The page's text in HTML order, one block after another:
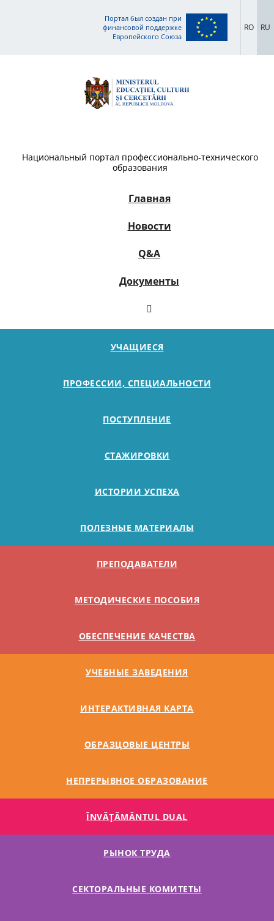
Портал был создан при
финансовой поддержке
Европейского Союза
RO RU
Национальный портал профессионально-технического
образования
Главная
Новости
Q&A
Документы
УЧАЩИЕСЯ
ПРОФЕССИИ, СПЕЦИАЛЬНОСТИ
ПОСТУПЛЕНИЕ
СТАЖИРОВКИ
ИСТОРИИ УСПЕХА
ПОЛЕЗНЫЕ МАТЕРИАЛЫ
ПРЕПОДАВАТЕЛИ
МЕТОДИЧЕСКИЕ ПОСОБИЯ
ОБЕСПЕЧЕНИЕ КАЧЕСТВА
УЧЕБНЫЕ ЗАВЕДЕНИЯ
ИНТЕРАКТИВНАЯ КАРТА
ОБРАЗЦОВЫЕ ЦЕНТРЫ
НЕПРЕРЫВНОЕ ОБРАЗОВАНИЕ
ÎNVĂŢĂMÂNTUL DUAL
РЫНОК ТРУДА
СЕКТОРАЛЬНЫЕ КОМИТЕТЫ